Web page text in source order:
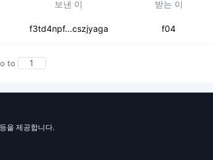
보낸 이 받는 이
f3td4npf...cszjyaga f04
to
을 제공합니다.